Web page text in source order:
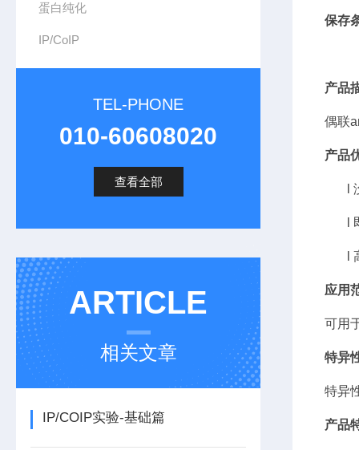
蛋白纯化
IP/CoIP
TEL-PHONE
010-60608020
查看全部
ARTICLE
相关文章
IP/COIP实验-基础篇
保存
产品
偶联
产品
l
l
应用
可用
特异
特异
产品